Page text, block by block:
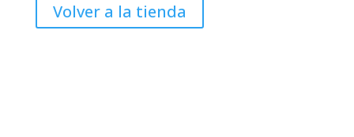
Volver a la tienda